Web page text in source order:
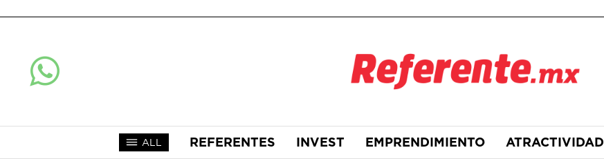
ALL REFERENTES INVEST EMPRENDIMIENTO ATRACTIVIDAD